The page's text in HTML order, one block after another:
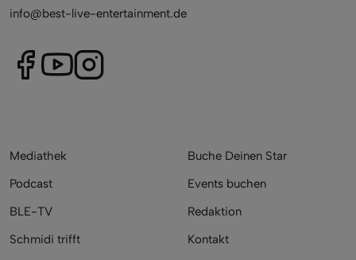
info@best-live-entertainment.de
Mediathek
Podcast
BLE-TV
Schmidi trifft
Buche Deinen Star
Events buchen
Redaktion
Kontakt